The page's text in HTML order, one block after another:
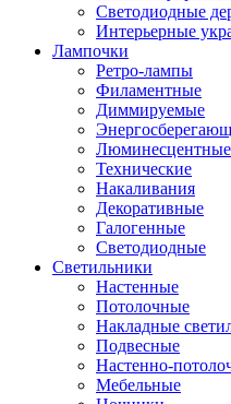
Светодиодные
Интерьерные
Лампочки
Ретро-лампы
Филаментные
Диммируемые
Люминесцентные
Технические
Накаливания
Декоративные
Галогенные
Светодиодные
Светильники
Настенные
Потолочные
Накладные
Подвесные
Настенно-
Мебельные